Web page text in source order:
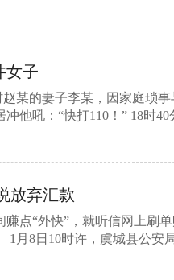
女子
某的妻子李某，因家庭琐
他吼：“快打110！” 18时
放弃汇款
点“外快”，就听信网上刷
1月8日10时许，虞城县公安